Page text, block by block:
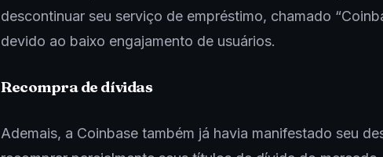
descontinuar seu serviço de empréstimo, chamado
devido ao baixo engajamento de usuários.
Recompra de dívidas
Ademais, a Coinbase também já havia manifestado seu